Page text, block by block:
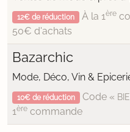
12€ de réduction À la 1ère
50€ d'achats
Bazarchic
Mode, Déco, Vin &
10€ de réduction Code «
1ère commande